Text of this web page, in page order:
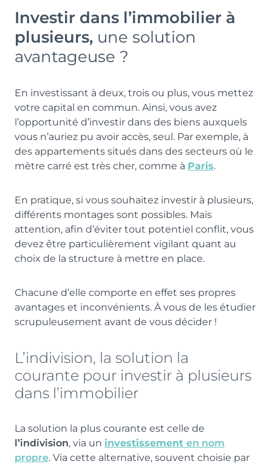
Investir dans l’immobilier à
plusieurs, une solution
avantageuse ?
En investissant à deux, trois ou plus, vous mettez
votre capital en commun. Ainsi, vous avez
l’opportunité d’investir dans des biens auxquels
vous n’auriez pu avoir accès, seul. Par exemple, à
des appartements situés dans des secteurs où le
mètre carré est très cher, comme à Paris.
En pratique, si vous souhaitez investir à plusieurs,
différents montages sont possibles. Mais
attention, afin d’éviter tout potentiel conflit, vous
devez être particulièrement vigilant quant au
choix de la structure à mettre en place.
Chacune d’elle comporte en effet ses propres
avantages et inconvénients. À vous de les étudier
scrupuleusement avant de vous décider !
L’indivision, la solution la
courante pour investir à plusieurs
dans l’immobilier
La solution la plus courante est celle de
l’indivision, via un investissement en nom
propre. Via cette alternative, souvent choisie par